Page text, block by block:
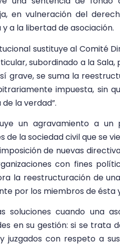
en vulneración del
a la libertad de asociación.
sustituye al Comité
subordinado a la Sala,
grave, se suma la
impuesta, sin
la verdad”.
un agravamiento a un
de la sociedad civil que se
de nuevas
con fines
la reestructuración de
por los miembros de ésta
soluciones cuando una
en su gestión: si se trata
con respeto a